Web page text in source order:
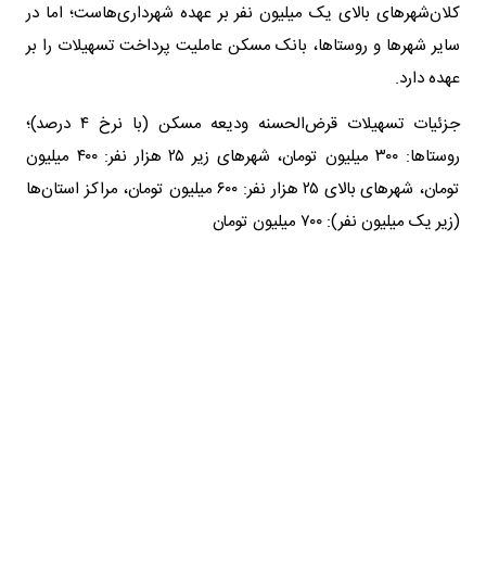
کلان‌شهرهای بالای یک میلیون نفر بر عهده شهرداری‌هاست؛ اما در
سایر شهرها و روستاها، بانک مسکن عاملیت پرداخت تسهیلات را بر
عهده دارد.
جزئیات تسهیلات قرض‌الحسنه ودیعه مسکن (با نرخ ۴ درصد)؛
روستاها: ۳۰۰ میلیون تومان، شهرهای زیر ۲۵ هزار نفر: ۴۰۰ میلیون
تومان، شهرهای بالای ۲۵ هزار نفر: ۶۰۰ میلیون تومان، مراکز استان‌ها
(زیر یک میلیون نفر): ۷۰۰ میلیون تومان